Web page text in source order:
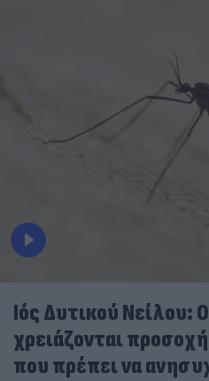
Ιός Δυτικού Νείλου:
χρειάζονται
που πρέπει να